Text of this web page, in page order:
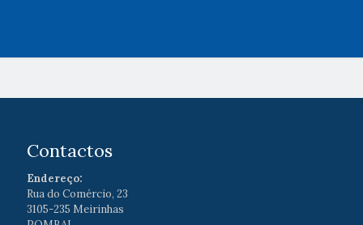
Contactos
Endereço:
Rua do Comércio, 23
3105-235 Meirinhas